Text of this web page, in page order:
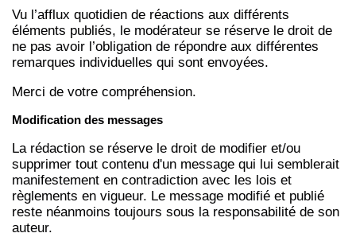
Vu l’afflux quotidien de réactions aux différents
éléments publiés, le modérateur se réserve le droit de
ne pas avoir l’obligation de répondre aux différentes
remarques individuelles qui sont envoyées.
Merci de votre compréhension.
Modification des messages
La rédaction se réserve le droit de modifier et/ou
supprimer tout contenu d'un message qui lui semblerait
manifestement en contradiction avec les lois et
règlements en vigueur. Le message modifié et publié
reste néanmoins toujours sous la responsabilité de son
auteur.